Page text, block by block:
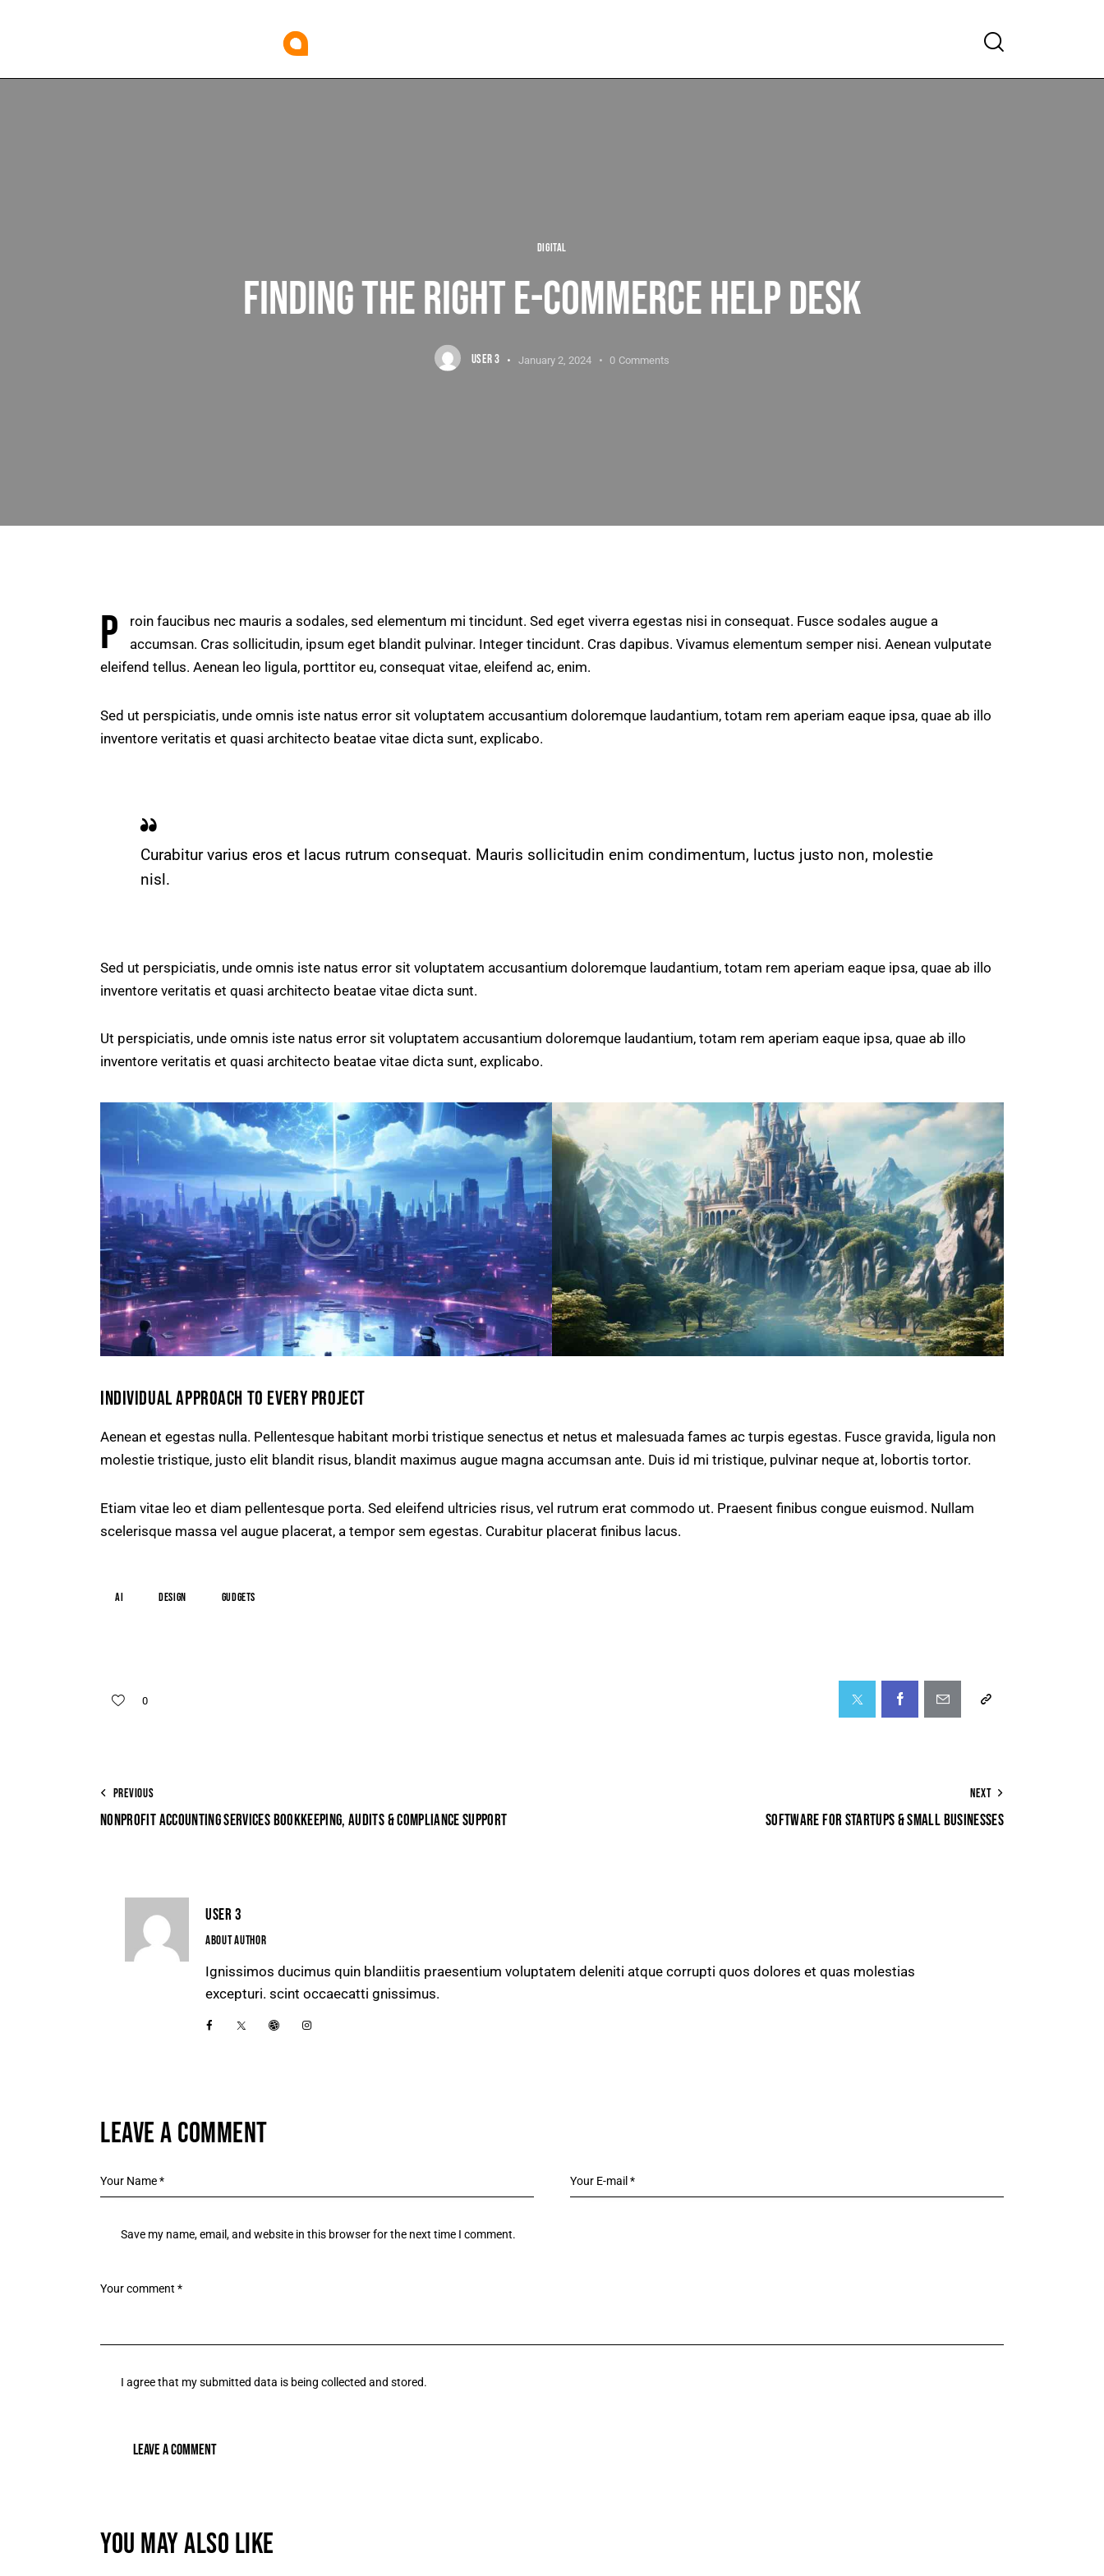
DIGITAL
FINDING THE RIGHT E-COMMERCE HELP DESK
USER 3 January 2, 2024 0 Comments
P
roin faucibus nec mauris a sodales, sed elementum mi tincidunt. Sed eget viverra egestas nisi in consequat. Fusce sodales augue a
accumsan. Cras sollicitudin, ipsum eget blandit pulvinar. Integer tincidunt. Cras dapibus. Vivamus elementum semper nisi. Aenean vulputate
eleifend tellus. Aenean leo ligula, porttitor eu, consequat vitae, eleifend ac, enim.
Sed ut perspiciatis, unde omnis iste natus error sit voluptatem accusantium doloremque laudantium, totam rem aperiam eaque ipsa, quae ab illo
inventore veritatis et quasi architecto beatae vitae dicta sunt, explicabo.
Curabitur varius eros et lacus rutrum consequat. Mauris sollicitudin enim condimentum, luctus justo non, molestie
nisl.
Sed ut perspiciatis, unde omnis iste natus error sit voluptatem accusantium doloremque laudantium, totam rem aperiam eaque ipsa, quae ab illo
inventore veritatis et quasi architecto beatae vitae dicta sunt.
Ut perspiciatis, unde omnis iste natus error sit voluptatem accusantium doloremque laudantium, totam rem aperiam eaque ipsa, quae ab illo
inventore veritatis et quasi architecto beatae vitae dicta sunt, explicabo.
INDIVIDUAL APPROACH TO EVERY PROJECT
Aenean et egestas nulla. Pellentesque habitant morbi tristique senectus et netus et malesuada fames ac turpis egestas. Fusce gravida, ligula non
molestie tristique, justo elit blandit risus, blandit maximus augue magna accumsan ante. Duis id mi tristique, pulvinar neque at, lobortis tortor.
Etiam vitae leo et diam pellentesque porta. Sed eleifend ultricies risus, vel rutrum erat commodo ut. Praesent finibus congue euismod. Nullam
scelerisque massa vel augue placerat, a tempor sem egestas. Curabitur placerat finibus lacus.
AI Design Gudgets
0
PREVIOUS
NONPROFIT ACCOUNTING SERVICES BOOKKEEPING, AUDITS & COMPLIANCE SUPPORT
NEXT
SOFTWARE FOR STARTUPS & SMALL BUSINESSES
USER 3
ABOUT AUTHOR
Ignissimos ducimus quin blandiitis praesentium voluptatem deleniti atque corrupti quos dolores et quas molestias
excepturi. scint occaecatti gnissimus.
LEAVE A COMMENT
Save my name, email, and website in this browser for the next time I comment.
I agree that my submitted data is being collected and stored.
YOU MAY ALSO LIKE